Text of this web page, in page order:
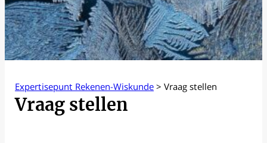
Expertisepunt Rekenen-Wiskunde > Vraag stellen
Vraag stellen